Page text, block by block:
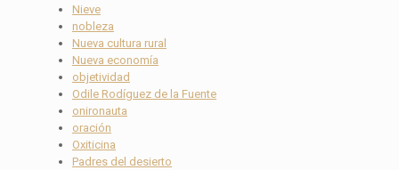
Nieve
nobleza
Nueva cultura rural
Nueva economía
objetividad
Odile Rodíguez de la Fuente
onironauta
oración
Oxiticina
Padres del desierto